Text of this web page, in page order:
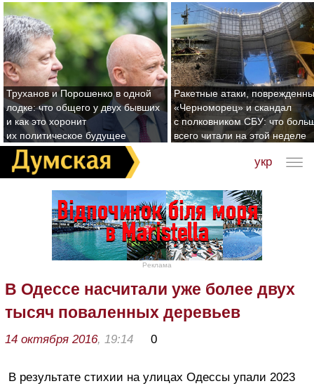
Труханов и Порошенко в одной
лодке: что общего у двух бывших
и как это хоронит
их политическое будущее
Ракетные атаки,
«Черноморец» и скандал
с полковником СБУ: что
всего читали на этой неделе
укр
Реклама
В Одессе насчитали уже более двух
тысяч поваленных деревьев
14 октября 2016, 19:14 0
В результате стихии на улицах Одессы упали 2023